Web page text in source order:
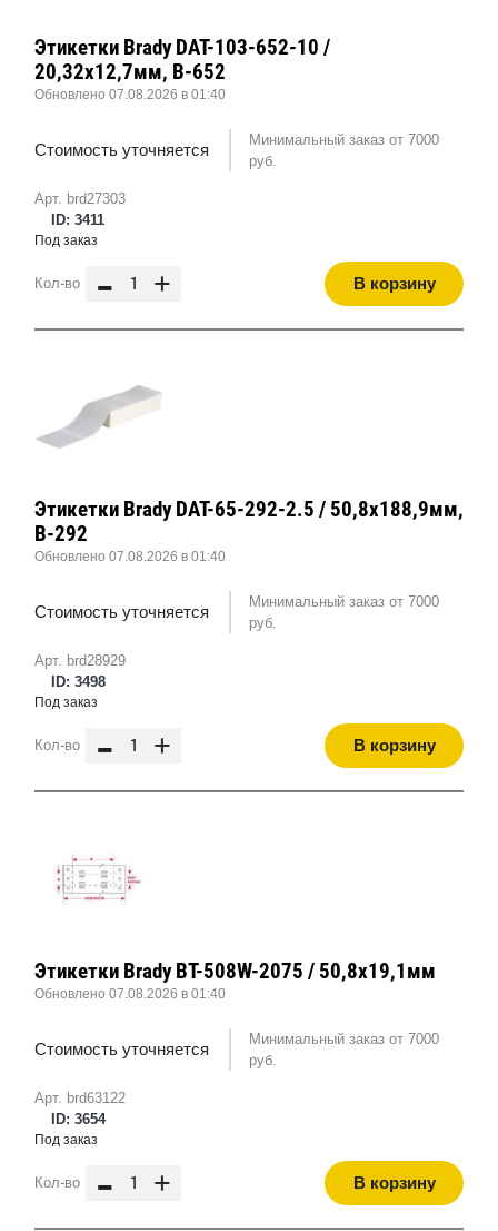
Арт. brd27303
ID: 3411
Этикетки Brady DAT-103-652-10 /
20,32x12,7мм, B-652
Обновлено 07.08.2026 в 01:40
Стоимость уточняется
Минимальный заказ от 7000
руб.
Под заказ
Кол-во - + В корзину
Арт. brd28929
ID: 3498
Этикетки Brady DAT-65-292-2.5 / 50,8x188,9мм,
B-292
Обновлено 07.08.2026 в 01:40
Стоимость уточняется
Минимальный заказ от 7000
руб.
Под заказ
Кол-во - + В корзину
Арт. brd63122
ID: 3654
Этикетки Brady BT-508W-2075 / 50,8x19,1мм
Обновлено 07.08.2026 в 01:40
Стоимость уточняется
Минимальный заказ от 7000
руб.
Под заказ
Кол-во - + В корзину